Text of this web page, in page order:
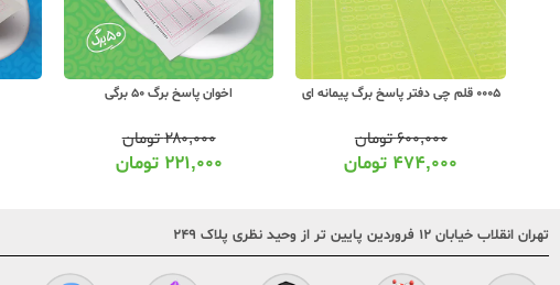
0005 قلم چی دفتر پاسخ برگ پیمانه ای
۶۰۰,۰۰۰تومان
۴۷۴,۰۰۰ تومان
اخوان پاسخ برگ 50 برگی
۲۸۰,۰۰۰تومان
۲۲۱,۰۰۰ تومان
تهران انقلاب خیابان ۱۲ فروردین پایین تر از وحید نظری پلاک ۲۴۹